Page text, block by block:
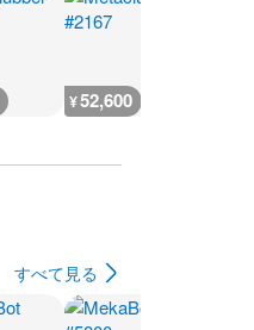
¥52,600
すべて見る